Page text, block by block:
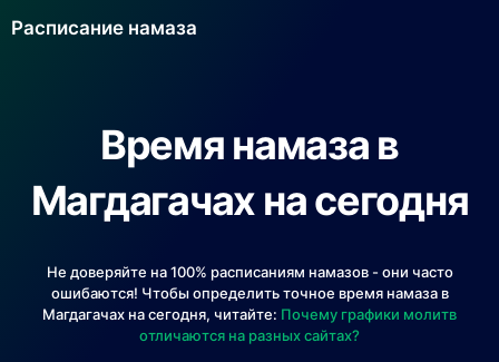
Расписание намаза
Время намаза в
Магдагачах на сегодня
Не доверяйте на 100% расписаниям намазов - они часто
ошибаются! Чтобы определить точное время намаза в
Магдагачах на сегодня, читайте: Почему графики молитв
отличаются на разных сайтах?